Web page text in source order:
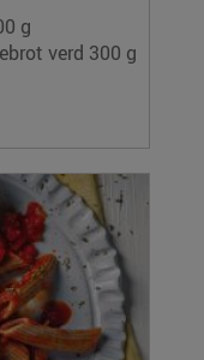
g
verd 300 g